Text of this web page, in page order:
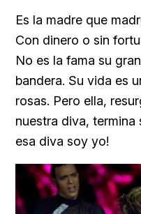
Es la madre que
Con dinero o sin
No es la fama su
bandera. Su vida es
rosas. Pero ella,
nuestra diva, termina
esa diva soy yo!